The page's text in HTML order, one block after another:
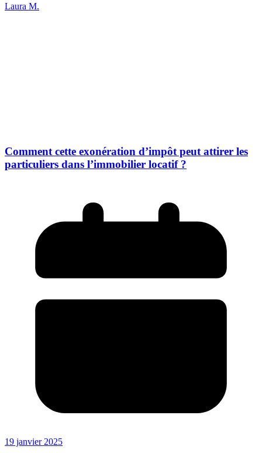
Laura M.
Comment cette exonération d’impôt peut attirer les
particuliers dans l’immobilier locatif ?
19 janvier 2025